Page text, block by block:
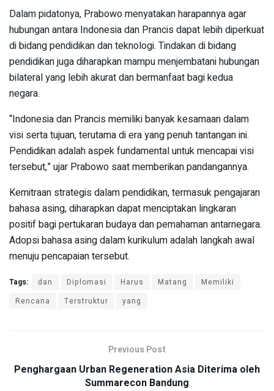
Dalam pidatonya, Prabowo menyatakan harapannya agar
hubungan antara Indonesia dan Prancis dapat lebih diperkuat
di bidang pendidikan dan teknologi. Tindakan di bidang
pendidikan juga diharapkan mampu menjembatani hubungan
bilateral yang lebih akurat dan bermanfaat bagi kedua
negara.
“Indonesia dan Prancis memiliki banyak kesamaan dalam
visi serta tujuan, terutama di era yang penuh tantangan ini.
Pendidikan adalah aspek fundamental untuk mencapai visi
tersebut,” ujar Prabowo saat memberikan pandangannya.
Kemitraan strategis dalam pendidikan, termasuk pengajaran
bahasa asing, diharapkan dapat menciptakan lingkaran
positif bagi pertukaran budaya dan pemahaman antarnegara.
Adopsi bahasa asing dalam kurikulum adalah langkah awal
menuju pencapaian tersebut.
Tags: dan Diplomasi Harus Matang
Memiliki
Rencana
Terstruktur yang
Previous Post
Penghargaan Urban Regeneration Asia Diterima oleh
Summarecon Bandung